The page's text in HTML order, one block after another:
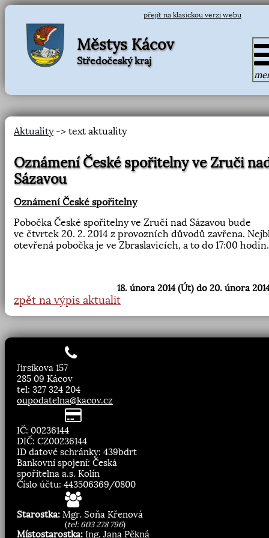
přejít na klasickou verzi webu
Městys Kácov
Středočeský kraj
Aktuality-> text aktuality
Oznámení České spořitelny ve Zruči
Sázavou
Oznámení České spořitelny
Pobočka České spořitelny ve Zruči nad Sázavou bude
ve čtvrtek 20. 2. 2014 z provozních důvodů zavřena.
otevřená pobočka je ve Zbraslavicích, a to do 17:00 hodin.
18. února 2014 (Út) do 20. února
zpět na výpis aktualit
Jirsíkova 157
285 09 Kácov
tel: 327 324 204
oupodatelna@kacov.cz
IČ: 00236144
DIČ: CZ00236144
ID datové schránky: 439bdrt
Bankovní spojení: Česká
spořitelna a.s. Kolín
Číslo účtu: 443506369/0800
Starostka: Mgr. Soňa Křenová
(tel: 603 278 796)
Místostarostka: Ing. Jana Pěkná